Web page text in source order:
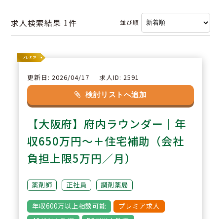
求人検索結果 1件 並び順
更新日: 2026/04/17 求人ID: 2591
検討リストへ追加
【大阪府】府内ラウンダー｜年
収650万円～＋住宅補助（会社
負担上限5万円／月）
薬剤師 正社員 調剤薬局
年収600万以上相談可能
プレミア求人